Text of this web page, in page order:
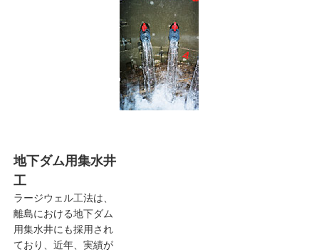
地下ダム用集水井
工
ラージウェル工法は、
離島における地下ダム
用集水井にも採用され
ており、近年、実績が